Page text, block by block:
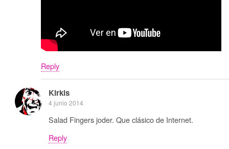
Reply
Kirkis
4 junio 2014
Salad Fingers joder. Que clásico de Internet.
Reply